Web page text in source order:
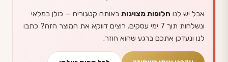
אבל יש לנו חלופות מצוינות באותה קטגוריה — כולן במלאי
ונשלחות תוך 7 ימי עסקים. רוצים דווקא את המוצר הזה? כתבו
לנו ונעדכן אתכם ברגע שהוא חוזר.